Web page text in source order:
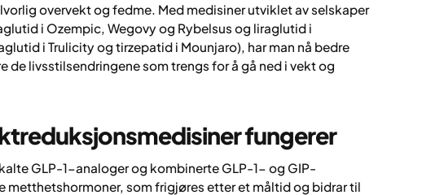
overvekt og fedme. Med medisiner utviklet av selskaper
i Ozempic, Wegovy og Rybelsus og liraglutid i
i Trulicity og tirzepatid i Mounjaro), har man nå bedre
de livsstilsendringene som trengs for å gå ned i vekt og
fungerer
GLP-1-analoger og kombinerte GLP-1- og GIP-
metthetshormoner, som frigjøres etter et måltid og bidrar til